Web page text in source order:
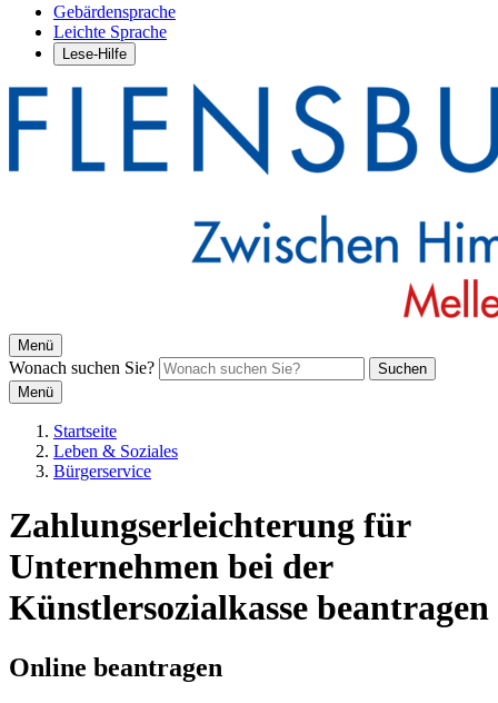
Gebärdensprache
Leichte Sprache
Lese-Hilfe
Menü
Wonach suchen Sie?
Suchen
Menü
Startseite
Leben & Soziales
Bürgerservice
Zahlungserleichterung für
Unternehmen bei der
Künstlersozialkasse beantragen
Online beantragen